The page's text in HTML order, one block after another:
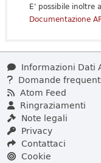
E' possibile inoltre
Documentazione
Informazioni Dati
Domande
Atom Feed
Ringraziamenti
Note legali
Privacy
Contattaci
Cookie